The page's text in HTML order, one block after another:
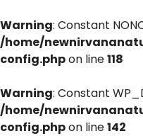
Warning: Constant
/home/
config.phpon line118
Warning: Constant
/home/
config.phpon line142